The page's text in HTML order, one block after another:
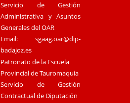
Servicio de Gestión
Administrativa y Asuntos
Generales del OAR
Email:sgaag.oar@dip-
badajoz.es
Patronato de la Escuela
Provincial de Tauromaquia
Servicio de Gestión
Contractual de Diputación